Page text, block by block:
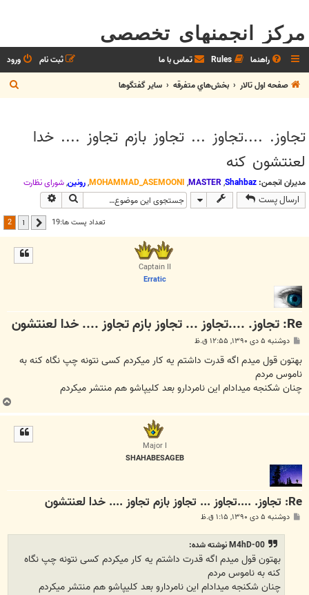
مرکز انجمنهای تخصصی
راهنما Rules تماس با ما ورود
ثبت نام
صفحه اول تالار
بخش‌‌هاي متفرقه ساير گفتگوها
س
تجاوز. ....تجاوز ... تجاوز بازم تجاوز .... خدا
لعنتشون کنه
مدیران انجمن: Shahbaz
,
MASTER
,
MOHAMMAD_ASEMOONI
,رونین,شوراي نظارت
ارسال پست جستجو
تعداد پست ها:19 قبلی 1
2
Captain II
Erratic
Re: تجاوز. ....تجاوز ... تجاوز بازم تجاوز .... خدا لعنتشون
ت
دوشنبه ۵ دی ۱۳۹۰, ۱۲:۵۵ ق.ظ
بهتون قول میدم اگه قدرت داشتم یه کار میکردم کسی نتونه چپ نگاه کنه به
ناموس مردم
چنان شکنجه میدادام این نامردارو بعد کلیپاشو هم منتشر میکردم
Major I
SHAHABESAGEB
Re: تجاوز. ....تجاوز ... تجاوز بازم تجاوز .... خدا لعنتشون
دوشنبه ۵ دی ۱۳۹۰, ۱:۱۵ ق.ظ
M4hD-00 نوشته شده:
بهتون قول میدم اگه قدرت داشتم یه کار میکردم کسی نتونه چپ نگاه
کنه به ناموس مردم
چنان شکنجه میدادام این نامردارو بعد کلیپاشو هم منتشر میکردم